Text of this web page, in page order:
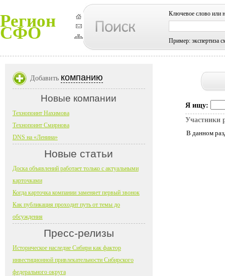
Регион
СФО
Ключевое слово или
Пример: экспертиза
Я ищу:
Участники
В данном
Добавить компанию
Новые компании
Технопоинт Нахимова
Технопоинт Смирнова
DNS на «Ленина»
Новые статьи
Доска объявлений работает только с актуальными
карточками
Когда карточка компании заменяет первый звонок
Как публикация проходит путь от темы до
обсуждения
Пресс-релизы
Историческое наследие Сибири как фактор
инвестиционной привлекательности Сибирского
федерального округа